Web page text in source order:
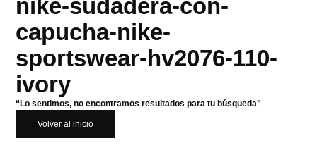
nike-sudadera-con-
capucha-nike-
sportswear-hv2076-110-
ivory
“Lo sentimos, no encontramos resultados para tu búsqueda”
Volver al inicio